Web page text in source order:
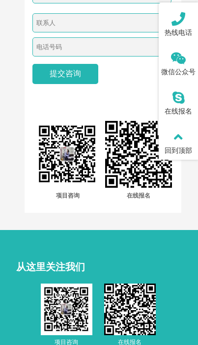
项目咨询 在线报名
从这里关注我们
项目咨询 在线报名
热线电话
微信公众号
在线报名
回到顶部